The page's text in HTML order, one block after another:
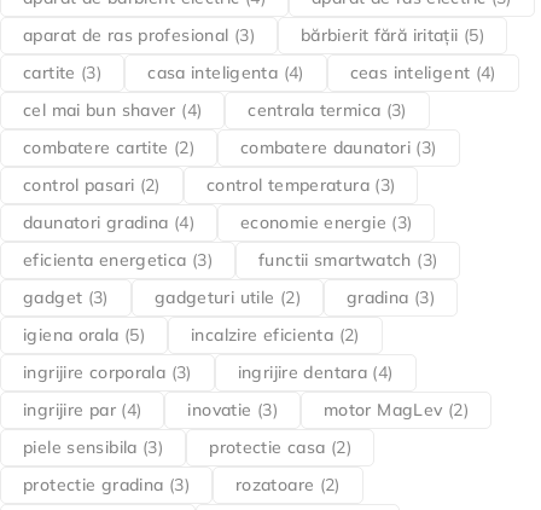
aparat de ras profesional (3) bărbierit fără iritații (5)
cartite (3) casa inteligenta (4) ceas inteligent (4)
cel mai bun shaver (4) centrala termica (3)
combatere cartite (2) combatere daunatori (3)
control pasari (2) control temperatura(3)
daunatori gradina (4) economie energie (3)
eficienta energetica (3) functii smartwatch (3)
gadget (3) gadgeturi utile (2) gradina (3)
igiena orala (5) incalzire eficienta (2)
ingrijire corporala (3) ingrijire dentara (4)
ingrijire par(4) inovatie (3) motor MagLev (2)
piele sensibila (3) protectie casa (2)
protectie gradina (3) rozatoare (2)